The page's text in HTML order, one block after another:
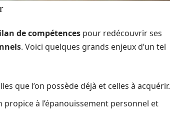
de compétences pour redécouvrir ses
. Voici quelques grands enjeux d’un tel
que l’on possède déjà et celles à acquérir.
propice à l’épanouissement personnel et